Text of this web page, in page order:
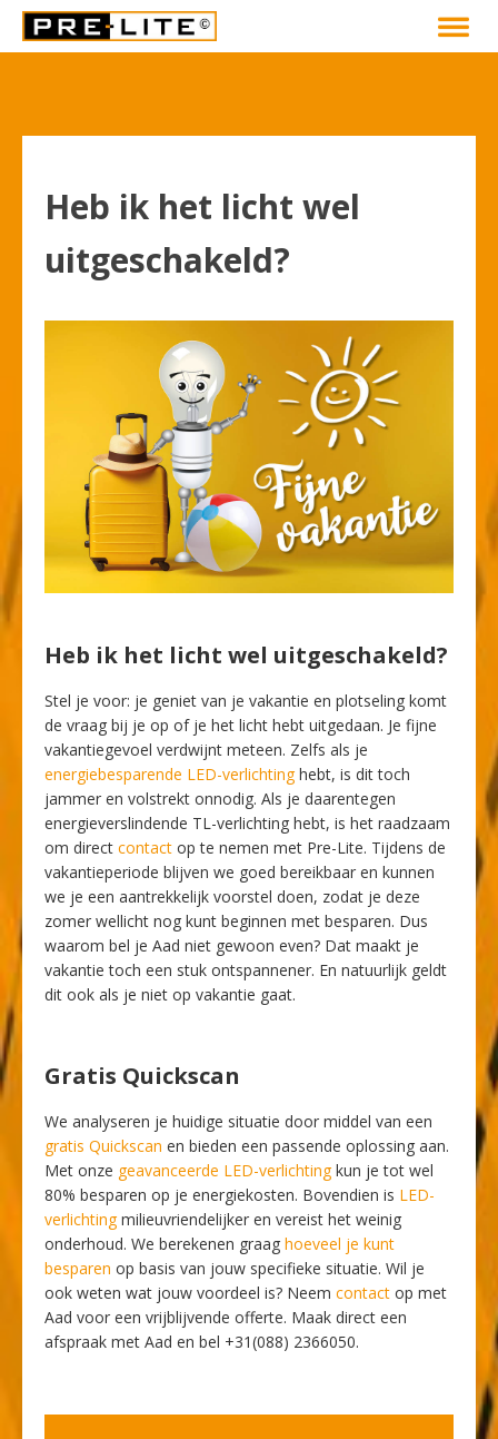
Heb ik het licht wel
uitgeschakeld?
Heb ik het licht wel uitgeschakeld?
Stel je voor: je geniet van je vakantie en plotseling komt
de vraag bij je op of je het licht hebt uitgedaan. Je fijne
vakantiegevoel verdwijnt meteen. Zelfs als je
energiebesparende LED-verlichtinghebt, is dit toch
jammer en volstrekt onnodig. Als je daarentegen
energieverslindende TL-verlichting hebt, is het raadzaam
om direct contact op te nemen met Pre-Lite. Tijdens de
vakantieperiode blijven we goed bereikbaar en kunnen
we je een aantrekkelijk voorstel doen, zodat je deze
zomer wellicht nog kunt beginnen met besparen. Dus
waarom bel je Aad niet gewoon even? Dat maakt je
vakantie toch een stuk ontspannener. En natuurlijk geldt
dit ook als je niet op vakantie gaat.
Gratis Quickscan
We analyseren je huidige situatie door middel van een
gratis Quickscan en bieden een passende oplossing aan.
Met onze geavanceerde LED-verlichtingkun je tot wel
80% besparen op je energiekosten. Bovendien is LED-
verlichtingmilieuvriendelijker en vereist het weinig
onderhoud. We berekenen graag hoeveel je kunt
besparen op basis van jouw specifieke situatie. Wil je
ook weten wat jouw voordeel is? Neem contact op met
Aad voor een vrijblijvende offerte. Maak direct een
afspraak met Aad en bel +31(088) 2366050.